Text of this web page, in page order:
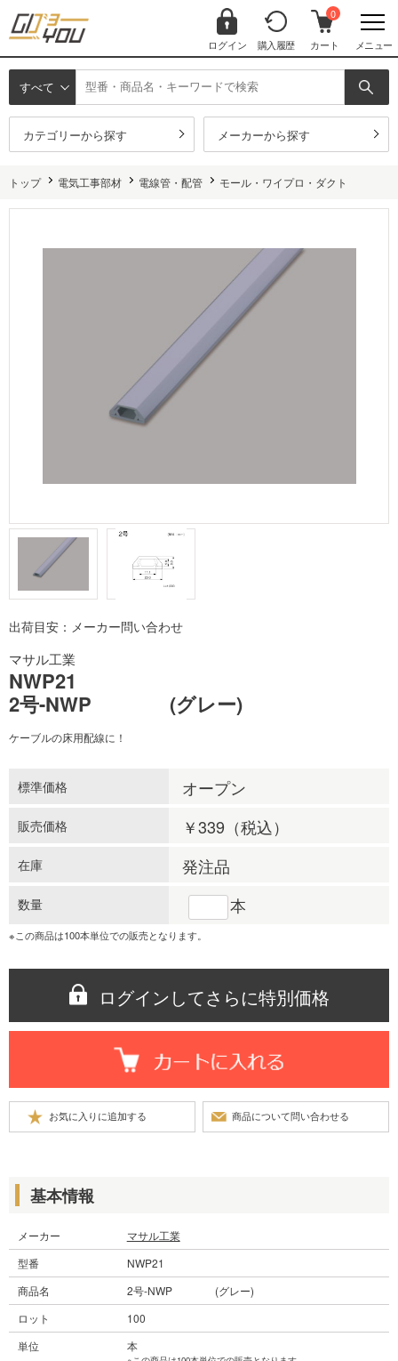
ログイン 購入履歴
0
カート メニュー
すべて
カテゴリーから探す メーカーから探す
トップ 電気工事部材 電線管・配管 モール・ワイプロ・ダクト
出荷目安：メーカー問い合わせ
マサル工業
NWP21
2号-NWP (グレー)
ケーブルの床用配線に！
標準価格 オープン
販売価格 ￥339 （税込）
在庫 発注品
数量 本
※この商品は100本単位での販売となります。
ログインしてさらに特別価格
基本情報
メーカー
マサル工業
型番
NWP21
商品名
2号-NWP (グレー)
ロット
100
単位
本